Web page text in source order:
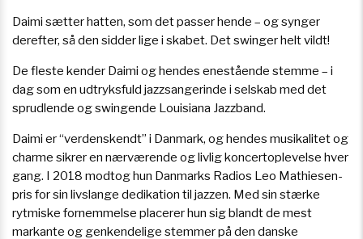
Daimi sætter hatten, som det passer hende – og synger
derefter, så den sidder lige i skabet. Det swinger helt vildt!
De fleste kender Daimi og hendes enestående stemme – i
dag som en udtryksfuld jazzsangerinde i selskab med det
sprudlende og swingende Louisiana Jazzband.
Daimi er “verdenskendt” i Danmark, og hendes musikalitet og
charme sikrer en nærværende og livlig koncertoplevelse hver
gang. I 2018 modtog hun Danmarks Radios Leo Mathiesen-
pris for sin livslange dedikation til jazzen. Med sin stærke
rytmiske fornemmelse placerer hun sig blandt de mest
markante og genkendelige stemmer på den danske